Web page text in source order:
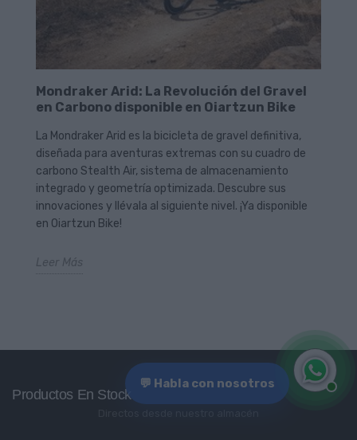
Mondraker Arid: La Revolución del Gravel
en Carbono disponible en Oiartzun Bike
La Mondraker Arid es la bicicleta de gravel definitiva,
diseñada para aventuras extremas con su cuadro de
carbono Stealth Air, sistema de almacenamiento
integrado y geometría optimizada. Descubre sus
innovaciones y llévala al siguiente nivel. ¡Ya disponible
en Oiartzun Bike!
Leer Más
Productos En Stock
💬 Habla con nosotros